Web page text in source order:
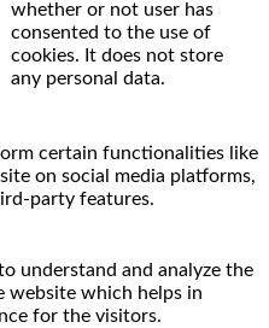
whether or not user has
consented to the use of
cookies. It does not store
any personal data.
certain functionalities like
on social media platforms,
party features.
understand and analyze the
website which helps in
for the visitors.